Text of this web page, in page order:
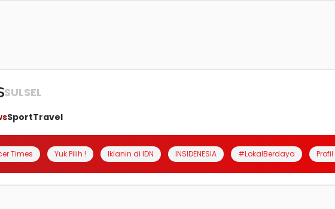
SULSEL
SportTravel
Times Yuk Pilih ! Iklanin di IDN INSIDENESIA #LokalBerdaya